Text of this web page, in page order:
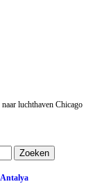
luchthaven Chicago